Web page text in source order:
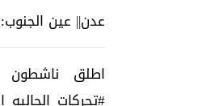
عدن|| عين الجنوب: